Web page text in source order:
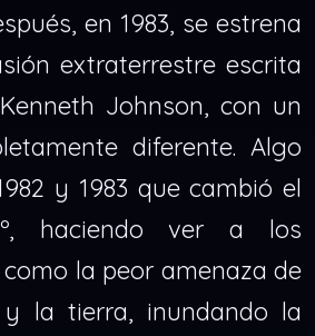
en 1983, se estrena
extraterrestre escrita
Johnson, con un
diferente. Algo
y 1983 que cambió el
haciendo ver a los
la peor amenaza de
la tierra, inundando la